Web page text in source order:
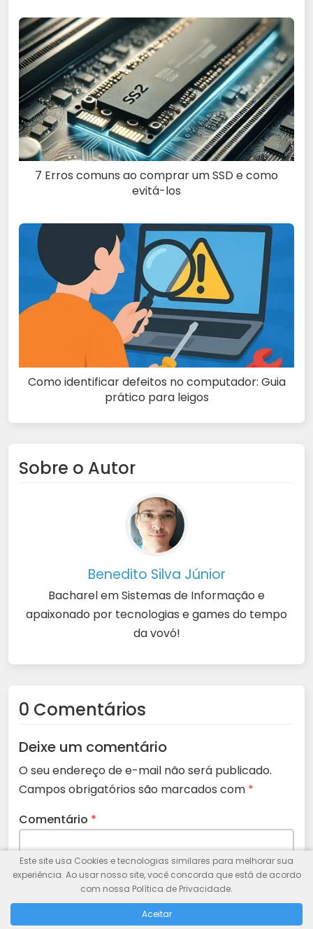
7 Erros comuns ao comprar um SSD e como
evitá-los
Como identificar defeitos no computador: Guia
prático para leigos
Sobre o Autor
Benedito Silva Júnior
Bacharel em Sistemas de Informação e
apaixonado por tecnologias e games do tempo
da vovó!
0 Comentários
Deixe um comentário
O seu endereço de e-mail não será publicado.
Campos obrigatórios são marcados com *
Comentário *
Este site usa Cookies e tecnologias similares para melhorar sua
experiência. Ao usar nosso site, você concorda que está de acordo
com nossa Política de Privacidade.
Aceitar